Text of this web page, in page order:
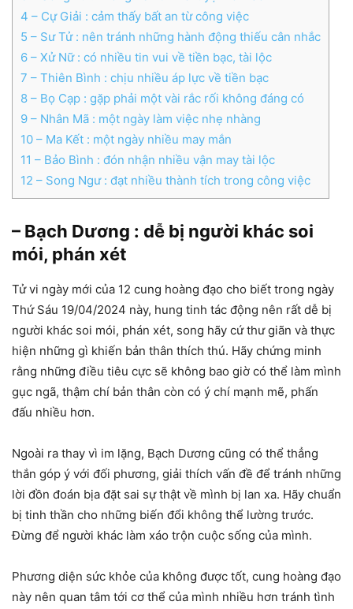
4 – Cự Giải : cảm thấy bất an từ công việc
5 – Sư Tử : nên tránh những hành động thiếu cân nhắc
6 – Xử Nữ : có nhiều tin vui về tiền bạc, tài lộc
7 – Thiên Bình : chịu nhiều áp lực về tiền bạc
8 – Bọ Cạp : gặp phải một vài rắc rối không đáng có
9 – Nhân Mã : một ngày làm việc nhẹ nhàng
10 – Ma Kết : một ngày nhiều may mắn
11 – Bảo Bình : đón nhận nhiều vận may tài lộc
12 – Song Ngư : đạt nhiều thành tích trong công việc
– Bạch Dương : dễ bị người khác soi
mói, phán xét
Tử vi ngày mới của 12 cung hoàng đạo cho biết trong ngày
Thứ Sáu 19/04/2024 này, hung tinh tác động nên rất dễ bị
người khác soi mói, phán xét, song hãy cứ thư giãn và thực
hiện những gì khiến bản thân thích thú. Hãy chứng minh
rằng những điều tiêu cực sẽ không bao giờ có thể làm mình
gục ngã, thậm chí bản thân còn có ý chí mạnh mẽ, phấn
đấu nhiều hơn.
Ngoài ra thay vì im lặng, Bạch Dương cũng có thể thẳng
thắn góp ý với đối phương, giải thích vấn đề để tránh những
lời đồn đoán bịa đặt sai sự thật về mình bị lan xa. Hãy chuẩn
bị tinh thần cho những biến đổi không thể lường trước.
Đừng để người khác làm xáo trộn cuộc sống của mình.
Phương diện sức khỏe của không được tốt, cung hoàng đạo
này nên quan tâm tới cơ thể của mình nhiều hơn tránh tình